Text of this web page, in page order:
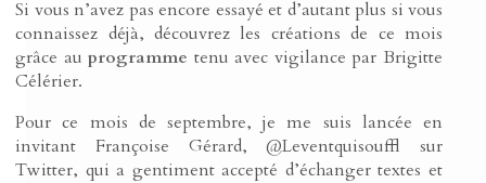
Si vous n’avez pas encore essayé et d’autant plus si vous
connaissez déjà, découvrez les créations de ce mois
grâce au programme tenu avec vigilance par Brigitte
Célérier.
Pour ce mois de septembre, je me suis lancée en
invitant Françoise Gérard, @Leventquisouffl sur
Twitter, qui a gentiment accepté d’échanger textes et